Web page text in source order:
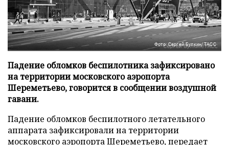
Фото: Сергей Булкин/ТАСС
Падение обломков беспилотника зафиксировано
на территории московского аэропорта
Шереметьево, говорится в сообщении воздушной
гавани.
Падение обломков беспилотного летательного
аппарата зафиксировали на территории
московского аэропорта Шереметьево, передает